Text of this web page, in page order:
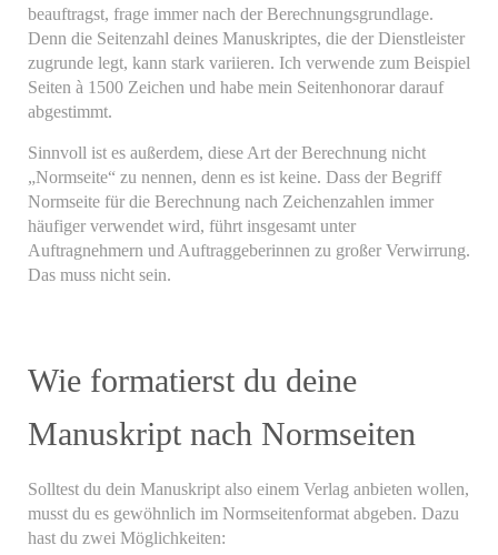
beauftragst, frage immer nach der Berechnungsgrundlage.
Denn die Seitenzahl deines Manuskriptes, die der Dienstleister
zugrunde legt, kann stark variieren. Ich verwende zum Beispiel
Seiten à 1500 Zeichen und habe mein Seitenhonorar darauf
abgestimmt.
Sinnvoll ist es außerdem, diese Art der Berechnung nicht
„Normseite“ zu nennen, denn es ist keine. Dass der Begriff
Normseite für die Berechnung nach Zeichenzahlen immer
häufiger verwendet wird, führt insgesamt unter
Auftragnehmern und Auftraggeberinnen zu großer Verwirrung.
Das muss nicht sein.
Wie formatierst du deine
Manuskript nach Normseiten
Solltest du dein Manuskript also einem Verlag anbieten wollen,
musst du es gewöhnlich im Normseitenformat abgeben. Dazu
hast du zwei Möglichkeiten: